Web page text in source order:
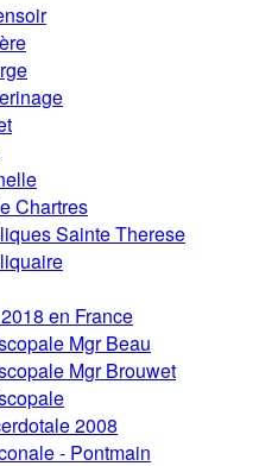
Chartres
Sainte Therese
en France
Mgr Beau
Mgr Brouwet
2008
- Pontmain